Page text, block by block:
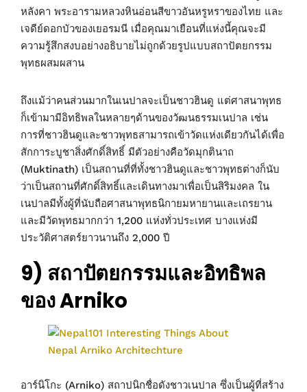
หลังคา พระอารามหลวงหินอ่อนสีขาวอันหรูหราของไทย และ
เจดีย์ดอกบัวของเยอรมนี เมื่อคุณมาเยือนที่แห่งนี้คุณจะมี
ความรู้สึกสงบอย่างอธิบายไม่ถูกด้วยรูปแบบสถาปัตยกรรม
พุทธผสมผสาน
ถึงแม้ว่าคนส่วนมากในเนปาลจะเป็นชาวฮินดู แต่ศาสนาพุทธ
ก็เข้ามามีอิทธิพลในหลายๆด้านของวัฒนธรรมเนปาล เช่น
การที่ชาวฮินดูและชาวพุทธสามารถเข้าวัดแห่งเดียวกันได้เพื่อ
สักการะบูชาสิ่งศักดิ์สิทธิ์ มีตัวอย่างคือวัดมุกตินาถ
(Muktinath) เป็นสถานที่ที่ทั้งชาวฮินดูและชาวพุทธต่างก็นับ
ว่าเป็นสถานที่ศักดิ์สิทธิ์และเดินทางมาเพื่อเป็นสิริมงคล ใน
เนปาลมีทั้งผู้ที่นับถือศาสนาพุทธนิกายมหายานและเถรยาน
และมีวัดพุทธมากกว่า 1,200 แห่งทั่วประเทศ บางแห่งมี
ประวัติศาสตร์ยาวนานถึง 2,000 ปี
9) สถาปัตยกรรมและอิทธิพล
ของ Arniko
อาร์นิโกะ (Arniko) สถาปนิกชื่อดังชาวเนปาล ซึ่งเป็นผู้ที่สร้าง